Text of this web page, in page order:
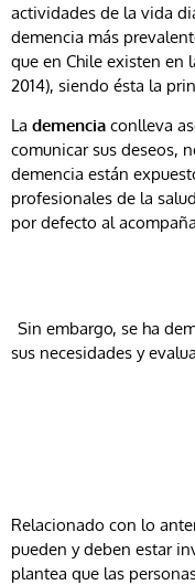
actividades de la vida
demencia más
que en Chile existen en
2014), siendo ésta la
La demencia conlleva
comunicar sus deseos,
demencia están
profesionales de la
por defecto al
Sin embargo, se ha
sus necesidades y
Relacionado con lo
pueden y deben estar
plantea que las